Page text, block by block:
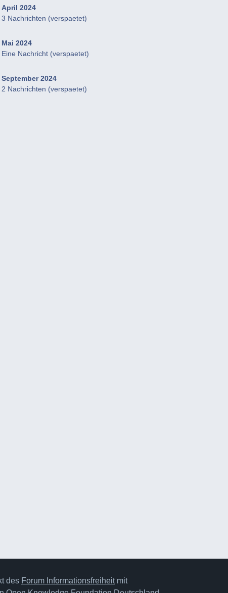
April 2024
3 Nachrichten (verspaetet)
Mai 2024
Eine Nachricht (verspaetet)
September 2024
2 Nachrichten (verspaetet)
des Forum Informationsfreiheitmit